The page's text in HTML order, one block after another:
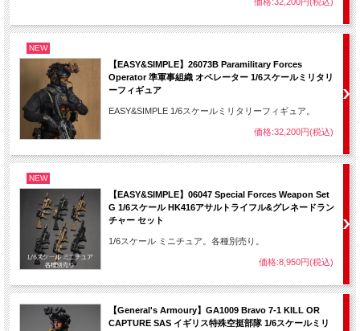
NEW
【EASY&SIMPLE】26073B Paramilitary Forces
Operator 準軍事組織 オペレーター 1/6スケールミリタリ
ーフィギュア
EASY&SIMPLE 1/6スケールミリタリーフィギュア。
価格:32,200円(税込)
NEW
【EASY&SIMPLE】06047 Special Forces Weapon Set
G 1/6スケール HK416アサルトライフル&グレネードラン
チャー セット
1/6スケール ミニチュア。各種別売り。
価格:8,950円(税込)
【General's Armoury】GA1009 Bravo 7-1 KILL OR
CAPTURE SAS イギリス特殊空挺部隊 1/6スケールミリ